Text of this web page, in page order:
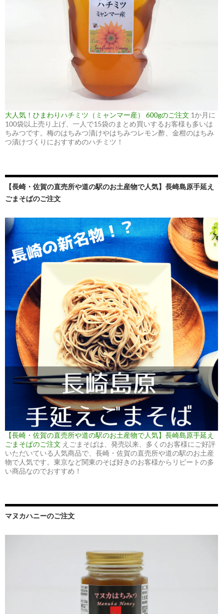
大人気！ひまわりハチミツ（ミャンマー産） 600gのご注文 1か月に
100袋以上売り上げ、一人で15袋のまとめ買いするお客様も多いは
ちみつです。梅のはちみつ漬けやはちみつレモン酢、金柑のはちみ
つ漬けづくりにおすすめのハチミツ！
【長崎・佐賀の直売所や道の駅のお土産物で人気】長崎島原手延え
ごまそばのご注文
【長崎・佐賀の直売所や道の駅のお土産物で人気】長崎島原手延え
ごまそばのご注文 えごまそばは、発売以来、多くのお客様にご好評
いただいている人気商品で、長崎・佐賀の直売所や道の駅のお土産
物で人気です。東京など関東のそば好きのお客様からリピートの多
い商品なのでおすすめ！
マヌカハニーのご注文